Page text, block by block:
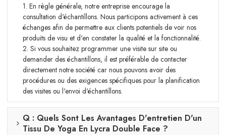
1. En règle générale, notre entreprise encourage la
consultation d'échantillons. Nous participons activement à ces
échanges afin de permettre aux clients potentiels de voir nos
produits de visu et d'en constater la qualité et la fonctionnalité.
2. Si vous souhaitez programmer une visite sur site ou
demander des échantillons, il est préférable de contacter
directement notre société car nous pouvons avoir des
procédures ou des exigences spécifiques pour la planification
des visites ou l'envoi d'échantillons.
Q : Quels Sont Les Avantages D'entretien D'un
Tissu De Yoga En Lycra Double Face ?